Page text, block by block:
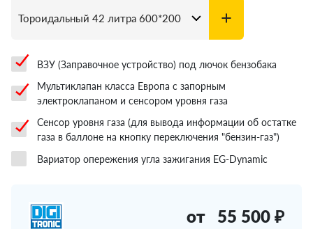
ВЗУ (Заправочное устройство) под лючок бензобака
Мультиклапан класса Европа с запорным
электроклапаном и сенсором уровня газа
Сенсор уровня газа (для вывода информации об остатке
газа в баллоне на кнопку переключения "бензин-газ")
Вариатор опережения угла зажигания EG-Dynamic
от 55 500 ₽